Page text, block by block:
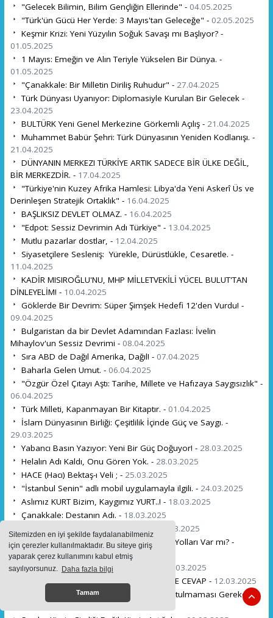
Sitemizden en iyi şekilde faydalanabilmeniz
için çerezler kullanılmaktadır. Bu siteye giriş
yaparak çerez kullanımını kabul etmiş
sayılıyorsunuz. Daha fazla bilgi
Tamam
"Gelecek Bilimin, Bilim Gençliğin Ellerinde" - 04.05.2025
"Türk'ün Gücü Her Yerde: 3 Mayıs'tan Geleceğe" - 02.05.2025
Keşmir Krizi: Yeni Yüzyılın Soğuk Savaşı mı Başlıyor? -
01.05.2025
1 Mayıs: Emeğin ve Alın Teriyle Yükselen Bir Dünya. -
01.05.2025
"Çanakkale: Bir Milletin Diriliş Ruhudur" - 27.04.2025
Türk Dünyası Uyanıyor: Diplomasiyle Kurulan Bir Gelecek -
23.04.2025
BULTÜRK Yeni Genel Merkezine Görkemli Açılış - 21.04.2025
Muhammet Babür Şehri: Türk Dünyasının Yeniden Kodlanışı. -
21.04.2025
DÜNYANIN MERKEZI TÜRKİYE ARTIK SADECE BİR ÜLKE DEĞİL,
BİR MERKEZDİR. - 17.04.2025
"Türkiye'nin Kuzey Afrika Hamlesi: Libya'da Yeni Askerî Üs ve
Derinleşen Stratejik Ortaklık" - 16.04.2025
BAŞLIKSIZ DEVLET OLMAZ. - 16.04.2025
"Edpot: Sessiz Devrimin Adı Türkiye" - 13.04.2025
Mutlu pazarlar dostlar, - 12.04.2025
Siyasetçilere Sesleniş: Yürekle, Dürüstlükle, Cesaretle. -
11.04.2025
KADİR MISIROĞLU'NU, MHP MİLLETVEKİLİ YÜCEL BULUT'TAN
DİNLEYELİM! - 10.04.2025
Göklerde Bir Devrim: Süper Şimşek Hedefi 12'den Vurdu! -
09.04.2025
Bulgaristan da bir Devlet Adamından Fazlası: İvelin
Mihaylov'un Sessiz Devrimi - 08.04.2025
Sıra ABD de Dağıl Amerika, Dağıl! - 07.04.2025
Baharla Gelen Umut. - 06.04.2025
"Özgür Özel Çıtayı Aştı: Tarihe, Millete ve Hafızaya Saygısızlık" -
06.04.2025
Türk Milleti, Kapanmayan Bir Kitaptır. - 01.04.2025
İslam Dünyasının Birliği: Çeşitlilik İçinde Güç ve Saygı. -
29.03.2025
Yabancı Basın Yazıyor: Yeni Bir Güç Doğuyor! - 28.03.2025
Helalın Adı Kaldı, Onu Gören Yok. - 28.03.2025
HACE (Hacı) Bektaş-ı Veli ; - 25.03.2025
"İstanbul Senin" adlı mobil uygulamayla ilgili. - 24.03.2025
Aslımız KURT Bizim, Kaygımız YURT..! - 18.03.2025
Çanakkale: Destanın Adı. - 18.03.2025
16.03.2025
Bulgaristan'ın Demografik Krizi: Çözüm Yolları Var mı? -
16.03.2025
Her Şeyin Bir Vakti ve Takdiri Vardır. -
14.03.2025
Bulgaristan HÖH parti başkanı PEEVSKİ'YE CEVAP - 12.03.2025
8 Mart ve Karaçay-Malkar Soykırımı: Unutulmaması Gereken